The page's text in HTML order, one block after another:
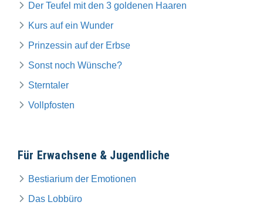
Der Teufel mit den 3 goldenen Haaren
Kurs auf ein Wunder
Prinzessin auf der Erbse
Sonst noch Wünsche?
Sterntaler
Vollpfosten
Für Erwachsene & Jugendliche
Bestiarium der Emotionen
Das Lobbüro